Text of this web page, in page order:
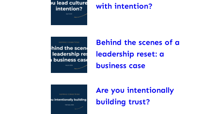
with intention?
Behind the scenes of a
leadership reset: a
business case
Are you intentionally
building trust?